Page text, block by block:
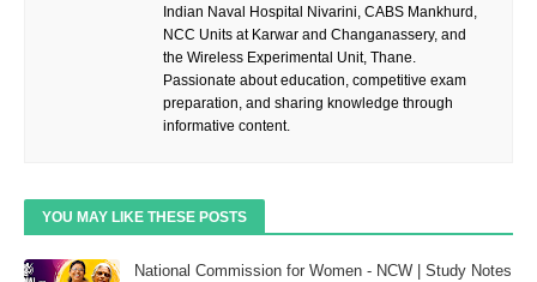
Indian Naval Hospital Nivarini, CABS Mankhurd,
NCC Units at Karwar and Changanassery, and
the Wireless Experimental Unit, Thane.
Passionate about education, competitive exam
preparation, and sharing knowledge through
informative content.
YOU MAY LIKE THESE POSTS
National Commission for Women - NCW | Study Notes